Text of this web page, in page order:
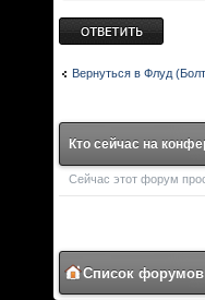
Ответить
Вернуться в Флуд
Кто сейчас на
Сейчас этот форум
Список форумов